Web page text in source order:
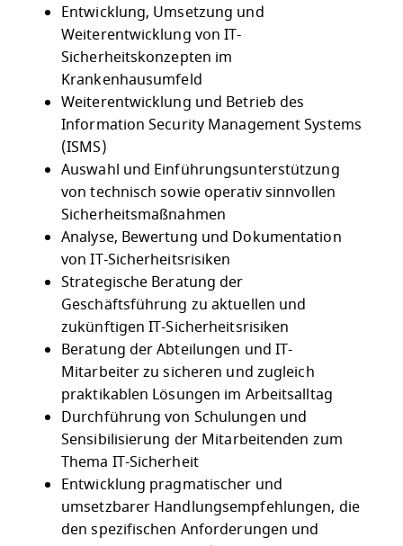
Entwicklung, Umsetzung und
Weiterentwicklung von IT-
Sicherheitskonzepten im
Krankenhausumfeld
Weiterentwicklung und Betrieb des
Information Security Management Systems
(ISMS)
Auswahl und Einführungsunterstützung
von technisch sowie operativ sinnvollen
Sicherheitsmaßnahmen
Analyse, Bewertung und Dokumentation
von IT-Sicherheitsrisiken
Strategische Beratung der
Geschäftsführung zu aktuellen und
zukünftigen IT-Sicherheitsrisiken
Beratung der Abteilungen und IT-
Mitarbeiter zu sicheren und zugleich
praktikablen Lösungen im Arbeitsalltag
Durchführung von Schulungen und
Sensibilisierung der Mitarbeitenden zum
Thema IT-Sicherheit
Entwicklung pragmatischer und
umsetzbarer Handlungsempfehlungen, die
den spezifischen Anforderungen und